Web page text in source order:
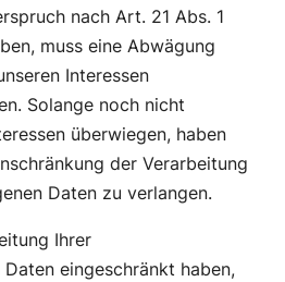
nach Art. 21 Abs. 1
muss eine Abwägung
Interessen
Solange noch nicht
überwiegen, haben
der Verarbeitung
Daten zu verlangen.
Ihrer
eingeschränkt haben,